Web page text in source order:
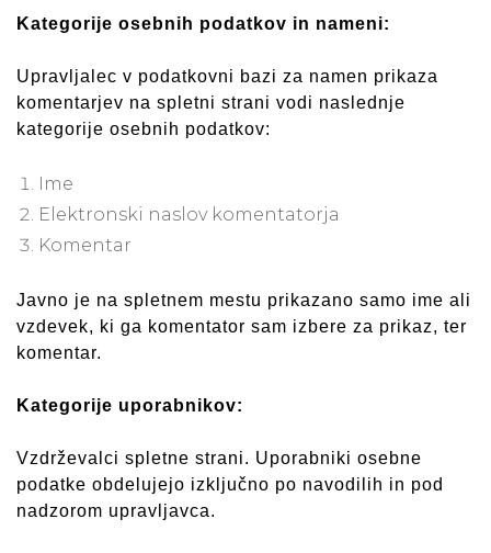
Kategorije osebnih podatkov in nameni:
Upravljalec v podatkovni bazi za namen prikaza
komentarjev na spletni strani vodi naslednje
kategorije osebnih podatkov:
Ime
Elektronski naslov komentatorja
Komentar
Javno je na spletnem mestu prikazano samo ime ali
vzdevek, ki ga komentator sam izbere za prikaz, ter
komentar.
Kategorije uporabnikov:
Vzdrževalci spletne strani. Uporabniki osebne
podatke obdelujejo izključno po navodilih in pod
nadzorom upravljavca.